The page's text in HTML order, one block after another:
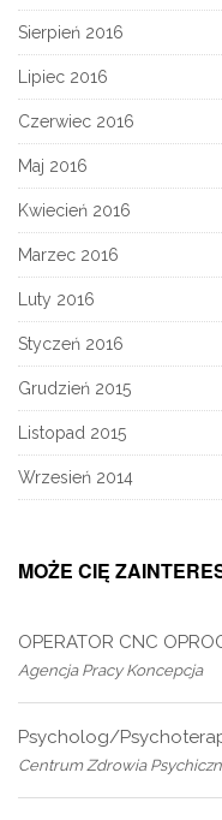
Sierpień 2016
Lipiec 2016
Czerwiec 2016
Maj 2016
Kwiecień 2016
Marzec 2016
Luty 2016
Styczeń 2016
Grudzień 2015
Listopad 2015
Wrzesień 2014
MOŻE CIĘ
OPERATOR CNC
Agencja Pracy Koncepcja
Psycholog/
Centrum Zdrowia